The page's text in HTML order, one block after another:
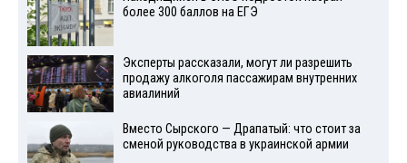
более 300 баллов на ЕГЭ
Эксперты рассказали, могут ли разрешить
продажу алкоголя пассажирам внутренних
авиалиний
Вместо Сырского — Драпатый: что стоит за
сменой руководства в украинской армии